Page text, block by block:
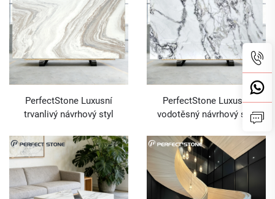
PerfectStone Luxusní
trvanlivý návrhový styl
umyvadlové pulty, hotelové a
velkoobchodní stavební
projekty
PerfectStone Luxusní
vodotěsný návrhový styl
desek z mramoru Oyster
White pro celé stavební
projekty